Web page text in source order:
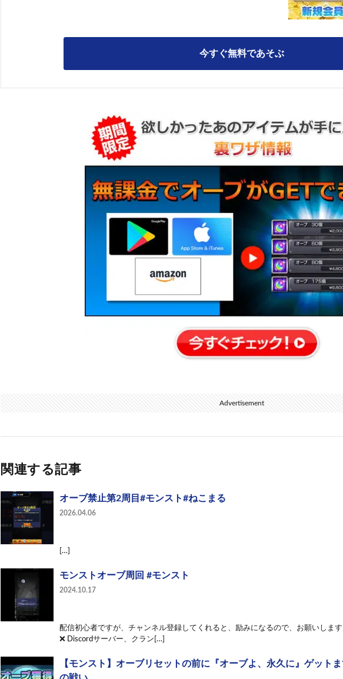
今すぐ無料であそぶ
Advertisement
関連する記事
オーブ禁止第2周目#モンスト#ねこまる
2026.04.06
[…]
モンストオーブ周回 #モンスト
2024.10.17
配信初心者ですが、チャンネル登録してくれると、励みになるので、お願いしま
❌ Discordサーバー、クラン[…]
【モンスト】オーブリセットの前に『オーブよ、永久に』ゲット